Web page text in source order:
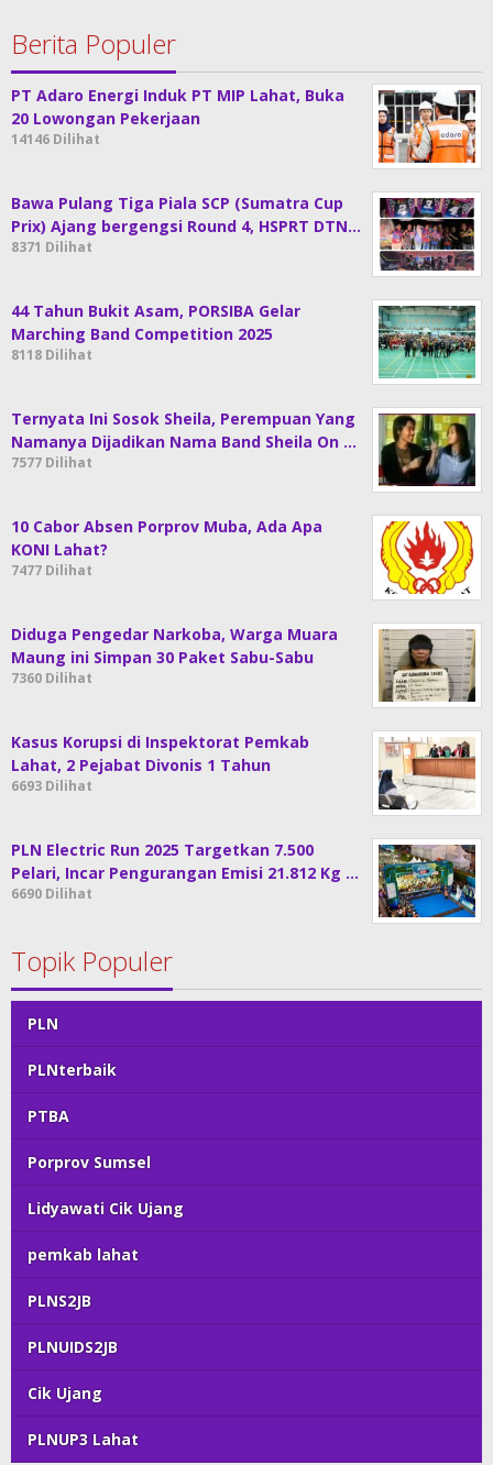
Berita Populer
PT Adaro Energi Induk PT MIP Lahat, Buka
20 Lowongan Pekerjaan
14146 Dilihat
Bawa Pulang Tiga Piala SCP (Sumatra Cup
Prix) Ajang bergengsi Round 4, HSPRT DTN…
8371 Dilihat
44 Tahun Bukit Asam, PORSIBA Gelar
Marching Band Competition 2025
8118 Dilihat
Ternyata Ini Sosok Sheila, Perempuan Yang
Namanya Dijadikan Nama Band Sheila On …
7577 Dilihat
10 Cabor Absen Porprov Muba, Ada Apa
KONI Lahat?
7477 Dilihat
Diduga Pengedar Narkoba, Warga Muara
Maung ini Simpan 30 Paket Sabu-Sabu
7360 Dilihat
Kasus Korupsi di Inspektorat Pemkab
Lahat, 2 Pejabat Divonis 1 Tahun
6693 Dilihat
PLN Electric Run 2025 Targetkan 7.500
Pelari, Incar Pengurangan Emisi 21.812 Kg …
6690 Dilihat
Topik Populer
PLN
PLNterbaik
PTBA
Porprov Sumsel
Lidyawati Cik Ujang
pemkab lahat
PLNS2JB
PLNUIDS2JB
Cik Ujang
PLNUP3 Lahat